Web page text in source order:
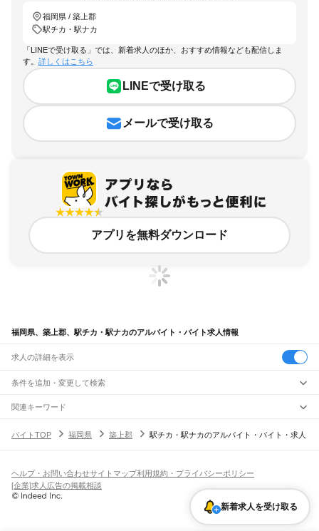
福岡県 / 築上郡
駅チカ・駅ナカ
「LINEで受け取る」では、新着求人のほか、おすすめ情報なども配信しま
す。 詳しくはこちら
LINEで受け取る
メールで受け取る
アプリを無料ダウンロード
福岡県、築上郡、駅チカ・駅ナカのアルバイト・バイト求人情報
求人の詳細を表示
条件を追加・変更して検索
市区町村を追加・変更
福岡県すべて
福岡市すべて
東区博多区中央区南区
八女市筑後市大川市行橋市
宗像市
駅を追加・変更
門司駅
JR博多南線
博多駅 博多南駅
飲食・フードサービス
飲食・フードサービス
ホールスタッフ
皿洗い・洗い場精肉・鮮魚加工
バー（BAR）・バーテンダー
飲食店（店長・マネージャー）
特徴を追加・変更
人気
髪型・髪色自由ひげOKネイルOK
留学生・外国人活躍中
関連キーワード
福岡県 駅チカ・駅ナカ カフェ福岡県 駅チカ・駅ナカ スーパー
バイトTOP 福岡県 築上郡 駅チカ・駅ナカのアルバイト・バイト・求人
新着求人を受け取る
ヘルプ・お問い合わせサイトマップ利用規約・プライバシーポリシー
[企業]求人広告の掲載相談